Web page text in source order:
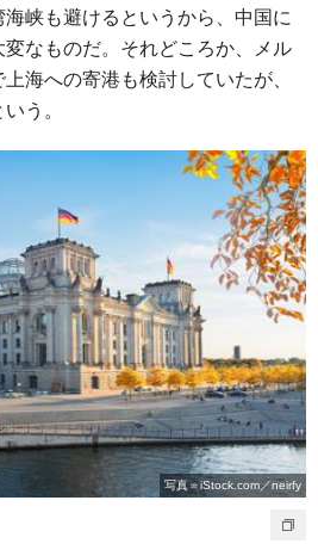
峡も避けるというから、中国に
なものだ。それどころか、メル
海への寄港も検討していたが、
う。
写真＝iStock.com／neirfy